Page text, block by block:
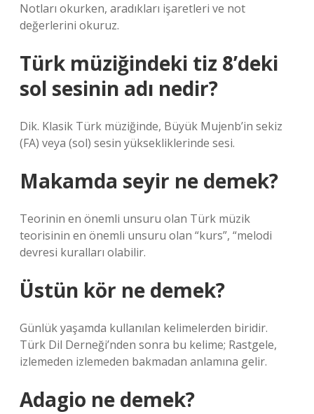
Notları okurken, aradıkları işaretleri ve not
değerlerini okuruz.
Türk müziğindeki tiz 8’deki
sol sesinin adı nedir?
Dik. Klasik Türk müziğinde, Büyük Mujenb’in sekiz
(FA) veya (sol) sesin yüksekliklerinde sesi.
Makamda seyir ne demek?
Teorinin en önemli unsuru olan Türk müzik
teorisinin en önemli unsuru olan “kurs”, “melodi
devresi kuralları olabilir.
Üstün kör ne demek?
Günlük yaşamda kullanılan kelimelerden biridir.
Türk Dil Derneği’nden sonra bu kelime; Rastgele,
izlemeden izlemeden bakmadan anlamına gelir.
Adagio ne demek?